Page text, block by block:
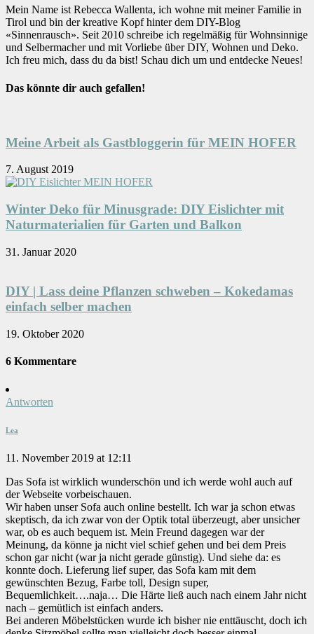
Mein Name ist Rebecca Wallenta, ich wohne mit meiner Familie in
Tirol und bin der kreative Kopf hinter dem DIY-Blog
«Sinnenrausch». Seit 2010 schreibe ich regelmäßig für Wohnsinnige
und Selbermacher und mit Vorliebe über DIY, Wohnen und Deko.
Ich freu mich, dass du da bist! Schau dich um und entdecke Neues!
Das könnte dir auch gefallen!
Meine Arbeit als Gastbloggerin für MEIN HOFER
7. August 2019
Winter Deko für Minusgrade: DIY Eislichter mit
Naturmaterialien für Garten und Balkon
31. Januar 2020
DIY | Lass deine Pflanzen schweben – Kokedamas
einfach selber machen
19. Oktober 2020
6 Kommentare
Antworten
Lea
11. November 2019 at 12:11
Das Sofa ist wirklich wunderschön und ich werde wohl auch auf
der Webseite vorbeischauen.
Wir haben unser Sofa auch online bestellt. Ich war ja schon etwas
skeptisch, da ich zwar von der Optik total überzeugt, aber unsicher
war, ob es auch bequem ist. Mein Freund dagegen war der
Meinung, da könne ja nicht viel schief gehen und bei dem Preis
schon gar nicht (war ja nicht gerade günstig). Und siehe da: es
konnte doch. Lieferung lief super, das Sofa kam mit dem
gewünschten Bezug, Farbe toll, Design super,
Bequemlichkeit….naja… Die Härte ließ auch nach einem Jahr nicht
nach – gemütlich ist einfach anders.
Bei anderen Möbelstücken wurde ich bisher nie enttäuscht, doch ich